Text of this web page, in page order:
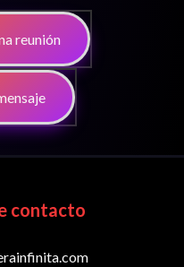
reunión
contacto